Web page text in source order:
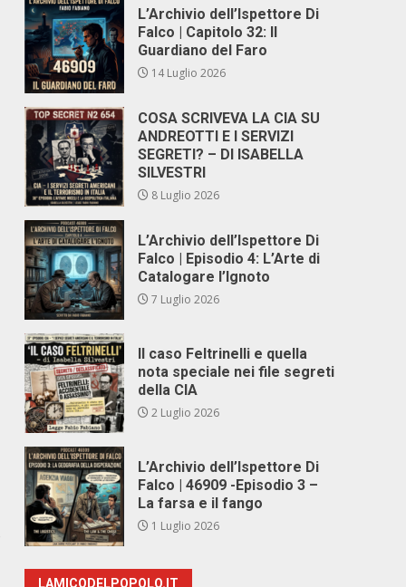
L’Archivio dell’Ispettore Di
Falco | Capitolo 32: Il
Guardiano del Faro
14 Luglio 2026
COSA SCRIVEVA LA CIA SU
ANDREOTTI E I SERVIZI
SEGRETI? – DI ISABELLA
SILVESTRI
8 Luglio 2026
L’Archivio dell’Ispettore Di
Falco | Episodio 4: L’Arte di
Catalogare l’Ignoto
7 Luglio 2026
Il caso Feltrinelli e quella
nota speciale nei file segreti
della CIA
2 Luglio 2026
L’Archivio dell’Ispettore Di
Falco | 46909 -Episodio 3 –
La farsa e il fango
1 Luglio 2026
LAMICODELPOPOLO.IT